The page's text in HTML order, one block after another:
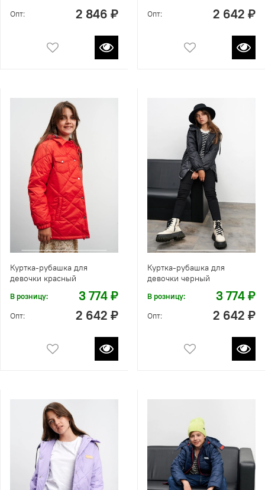
Опт: 2 846 ₽ Опт: 2 642 ₽
Куртка-рубашка для
девочки красный
В розницу: 3 774 ₽
Опт: 2 642 ₽
Куртка-рубашка для
девочки черный
В розницу: 3 774 ₽
Опт: 2 642 ₽